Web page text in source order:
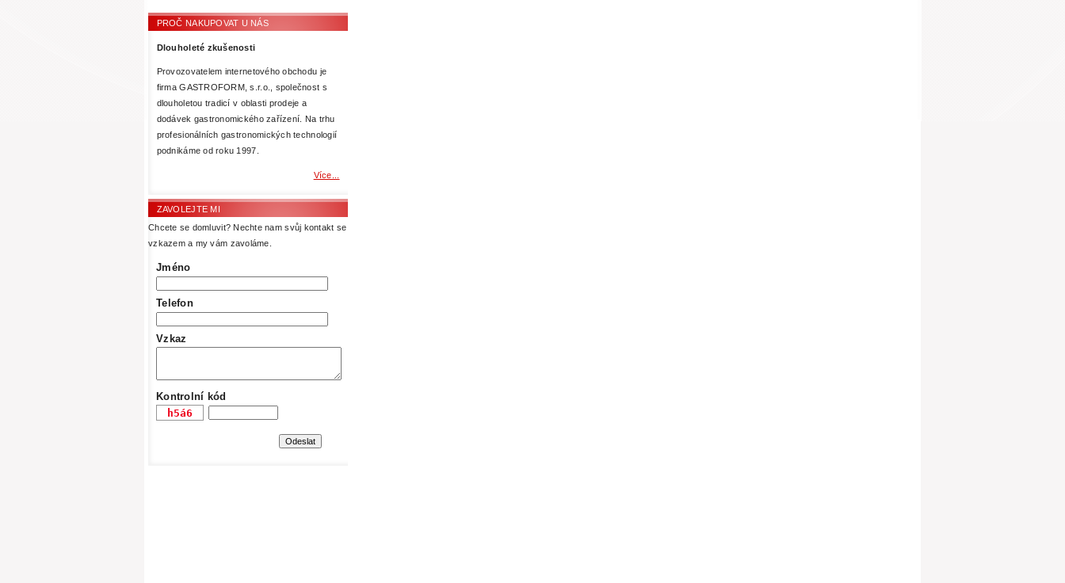
PROČ NAKUPOVAT U NÁS
Dlouholeté zkušenosti
Provozovatelem internetového obchodu je
firma GASTROFORM, s.r.o., společnost s
dlouholetou tradicí v oblasti prodeje a
dodávek gastronomického zařízení. Na trhu
profesionálních gastronomických technologií
podnikáme od roku 1997.
Více...
ZAVOLEJTE MI
Chcete se domluvit? Nechte nam svůj kontakt se
vzkazem a my vám zavoláme.
Jméno
Telefon
Vzkaz
Kontrolní kód